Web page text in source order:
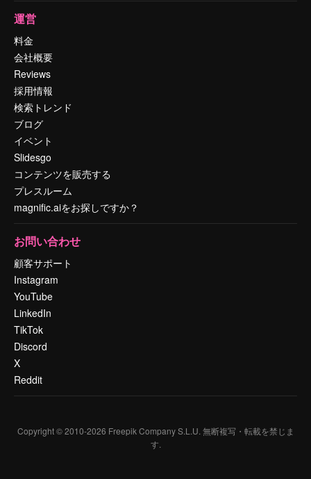
運営
料金
会社概要
Reviews
採用情報
検索トレンド
ブログ
イベント
Slidesgo
コンテンツを販売する
プレスルーム
magnific.aiをお探しですか？
お問い合わせ
顧客サポート
Instagram
YouTube
LinkedIn
TikTok
Discord
X
Reddit
Copyright © 2010-2026 Freepik Company S.L.U. 無断複写・転載を禁じま
す.